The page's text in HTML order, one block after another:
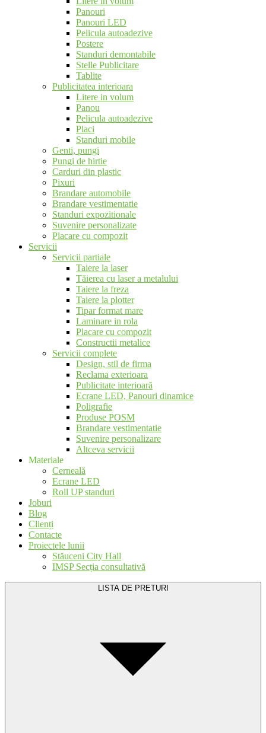
Panouri
Panouri LED
Pelicula autoadezive
Postere
Standuri demontabile
Stelle Publicitare
Tablite
Publicitatea interioara
Litere in volum
Panou
Pelicula autoadezive
Placi
Standuri mobile
Genti, pungi
Pungi de hirtie
Carduri din plastic
Pixuri
Brandare automobile
Brandare vestimentatie
Standuri expozitionale
Suvenire personalizate
Placare cu compozit
Servicii
Servicii partiale
Taiere la laser
Tăierea cu laser a metalului
Taiere la freza
Taiere la plotter
Tipar format mare
Laminare in rola
Placare cu compozit
Constructii metalice
Servicii complete
Design, stil de firma
Reclama exterioara
Publicitate interioară
Ecrane LED, Panouri dinamice
Poligrafie
Produse POSM
Brandare vestimentatie
Suvenire personalizare
Altceva servicii
Materiale
Cerneală
Ecrane LED
Roll UP standuri
Joburi
Blog
Clienți
Contacte
Proiectele lunii
Stăuceni City Hall
IMSP Secția consultativă
LISTA DE PRETURI